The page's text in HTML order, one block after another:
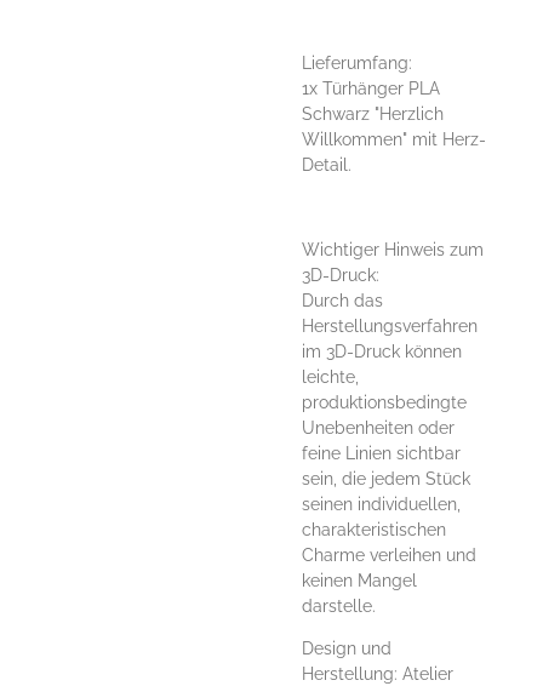
Lieferumfang:
1x Türhänger PLA
Schwarz "Herzlich
Willkommen" mit Herz-
Detail.
Wichtiger Hinweis zum
3D-Druck:
Durch das
Herstellungsverfahren
im 3D-Druck können
leichte,
produktionsbedingte
Unebenheiten oder
feine Linien sichtbar
sein, die jedem Stück
seinen individuellen,
charakteristischen
Charme verleihen und
keinen Mangel
darstelle.
Design und
Herstellung: Atelier